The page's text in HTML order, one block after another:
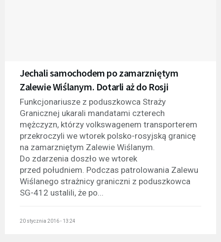
Jechali samochodem po zamarzniętym
Zalewie Wiślanym. Dotarli aż do Rosji
Funkcjonariusze z poduszkowca Straży
Granicznej ukarali mandatami czterech
mężczyzn, którzy volkswagenem transporterem
przekroczyli we wtorek polsko-rosyjską granicę
na zamarzniętym Zalewie Wiślanym.
Do zdarzenia doszło we wtorek
przed południem. Podczas patrolowania Zalewu
Wiślanego strażnicy graniczni z poduszkowca
SG-412 ustalili, że po...
20 stycznia 2016 - 13:24